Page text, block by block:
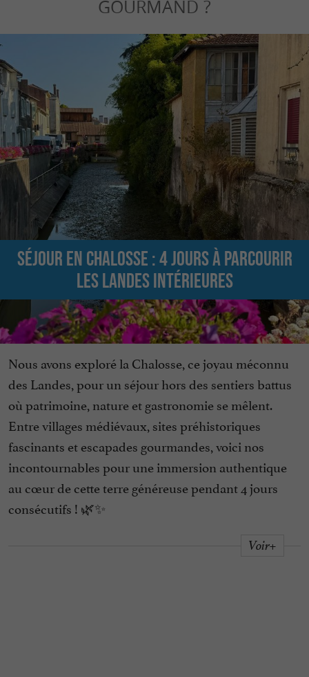
GOURMAND ?
Séjour en Chalosse : 4 jours à parcourir
les Landes intérieures
Nous avons exploré la Chalosse, ce joyau méconnu
des Landes, pour un séjour hors des sentiers battus
où patrimoine, nature et gastronomie se mêlent.
Entre villages médiévaux, sites préhistoriques
fascinants et escapades gourmandes, voici nos
incontournables pour une immersion authentique
au cœur de cette terre généreuse pendant 4 jours
consécutifs ! 🌿✨
Voir+